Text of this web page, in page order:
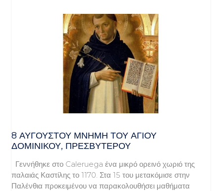
8 ΑΥΓΟΥΣΤΟΥ ΜΝΗΜΗ ΤΟΥ ΑΓΙΟΥ
ΔΟΜΙΝΙΚΟΥ, ΠΡΕΣΒΥΤΕΡΟΥ
Γεννήθηκε στο Caleruega ένα μικρό ορεινό χωριό της
παλαιάς Καστίλης το 1170. Στα 15 του μετακόμισε στην
Παλένθια προκειμένου να παρακολουθήσει μαθήματα